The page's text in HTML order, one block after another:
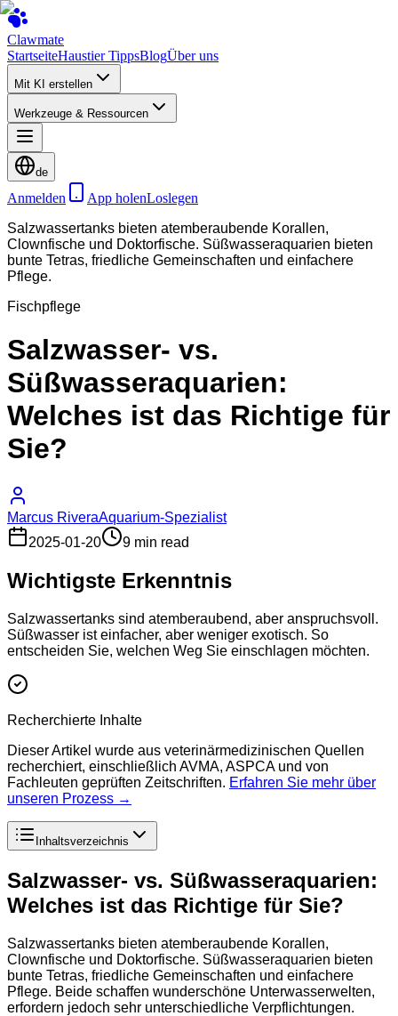
Clawmate
StartseiteHaustier TippsBlogÜber uns
Mit KI erstellen
Werkzeuge & Ressourcen
de
Anmelden App holenLoslegen
Salzwassertanks bieten atemberaubende Korallen,
Clownfische und Doktorfische. Süßwasseraquarien bieten
bunte Tetras, friedliche Gemeinschaften und einfachere
Pflege.
Fischpflege
Salzwasser- vs.
Süßwasseraquarien:
Welches ist das Richtige für
Sie?
Marcus RiveraAquarium-Spezialist
2025-01-20
9 min read
Wichtigste Erkenntnis
Salzwassertanks sind atemberaubend, aber anspruchsvoll.
Süßwasser ist einfacher, aber weniger exotisch. So
entscheiden Sie, welchen Weg Sie einschlagen möchten.
Recherchierte Inhalte
Dieser Artikel wurde aus veterinärmedizinischen Quellen
recherchiert, einschließlich AVMA, ASPCA und von
Fachleuten geprüften Zeitschriften. Erfahren Sie mehr über
unseren Prozess →
Inhaltsverzeichnis
Salzwasser- vs. Süßwasseraquarien:
Welches ist das Richtige für Sie?
Salzwassertanks bieten atemberaubende Korallen,
Clownfische und Doktorfische. Süßwasseraquarien bieten
bunte Tetras, friedliche Gemeinschaften und einfachere
Pflege. Beide schaffen wunderschöne Unterwasserwelten,
erfordern jedoch sehr unterschiedliche Verpflichtungen.